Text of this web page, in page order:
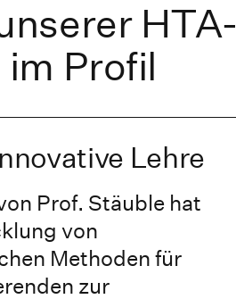
HTA-
Profil
Lehre
Prof. Stäuble hat
von
Methoden für
zur